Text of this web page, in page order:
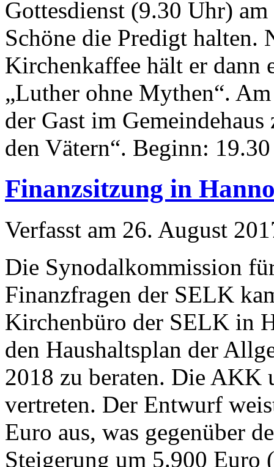
Gottesdienst (9.30 Uhr)
Schöne die Predigt halten.
Kirchenkaffee hält er dann
„Luther ohne Mythen“.
der Gast im
den Vätern“. Beginn:
Finanzsitzung in
Verfasst am 26. August
Die Synodalkommission
Finanzfragen der SELK
Kirchenbüro der SELK in
den Haushaltsplan der
2018 zu beraten. Die AKK
vertreten. Der Entwurf
Euro aus, was gegenüber
Steigerung um 5.900 Euro